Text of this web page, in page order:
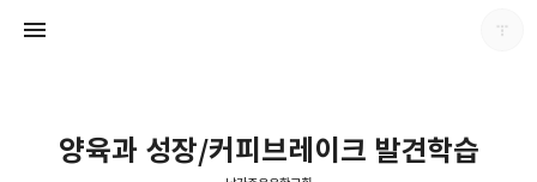
양육과 성장/커피브레이크 발견학습